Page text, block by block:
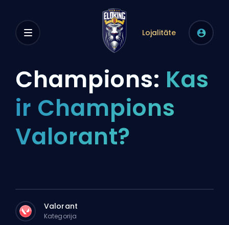
Lojalitāte
Champions: Kas
ir Champions
Valorant?
Valorant
Kategorija